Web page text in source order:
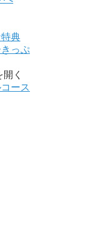
典
っぷ
く
ース